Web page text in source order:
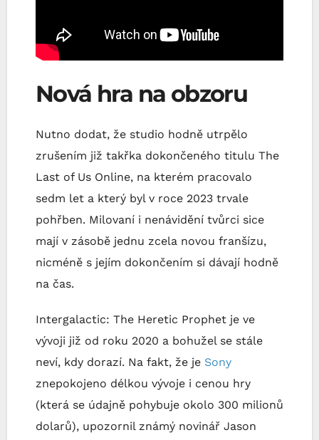
Nová hra na obzoru
Nutno dodat, že studio hodně utrpělo
zrušením již takřka dokončeného titulu The
Last of Us Online, na kterém pracovalo
sedm let a který byl v roce 2023 trvale
pohřben. Milovaní i nenávidění tvůrci sice
mají v zásobě jednu zcela novou franšízu,
nicméně s jejím dokončením si dávají hodně
na čas.
Intergalactic: The Heretic Prophet je ve
vývoji již od roku 2020 a bohužel se stále
neví, kdy dorazí. Na fakt, že je Sony
znepokojeno délkou vývoje i cenou hry
(která se údajně pohybuje okolo 300 milionů
dolarů), upozornil známý novinář Jason